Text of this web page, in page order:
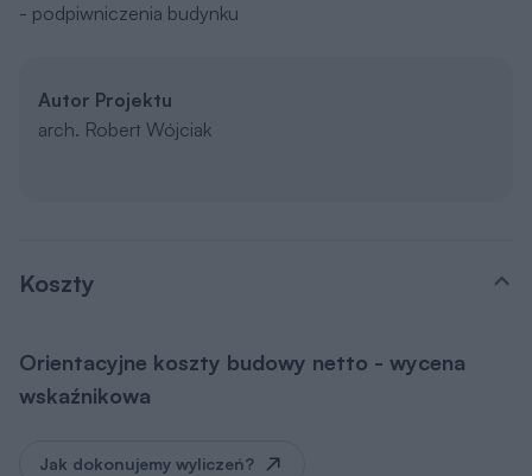
- podpiwniczenia budynku
Autor Projektu
arch. Robert Wójciak
Koszty
Orientacyjne koszty budowy netto - wycena
wskaźnikowa
Jak dokonujemy wyliczeń?